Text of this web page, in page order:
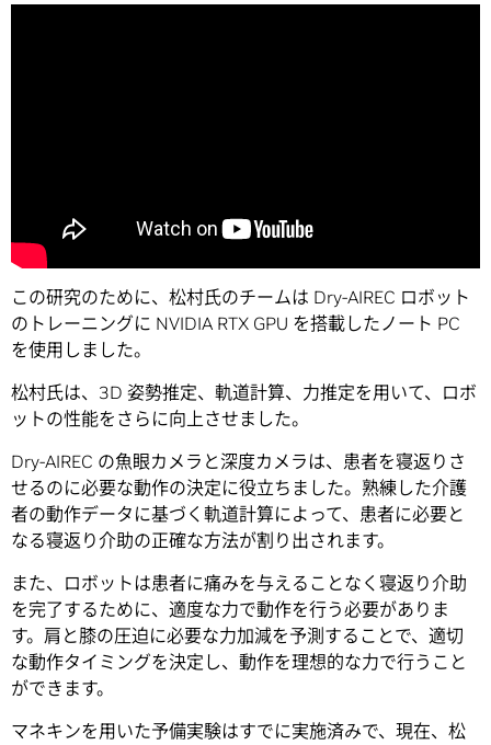
この研究のために、松村氏のチームは Dry-AIREC ロボット
のトレーニングに NVIDIA RTX GPU を搭載したノート PC
を使用しました。
松村氏は、3D 姿勢推定、軌道計算、力推定を用いて、ロボ
ットの性能をさらに向上させました。
Dry-AIREC の魚眼カメラと深度カメラは、患者を寝返りさ
せるのに必要な動作の決定に役立ちました。熟練した介護
者の動作データに基づく軌道計算によって、患者に必要と
なる寝返り介助の正確な方法が割り出されます。
また、ロボットは患者に痛みを与えることなく寝返り介助
を完了するために、適度な力で動作を行う必要がありま
す。肩と膝の圧迫に必要な力加減を予測することで、適切
な動作タイミングを決定し、動作を理想的な力で行うこと
ができます。
マネキンを用いた予備実験はすでに実施済みで、現在、松